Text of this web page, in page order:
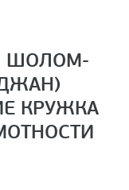
ШОЛОМ-
КРУЖКА